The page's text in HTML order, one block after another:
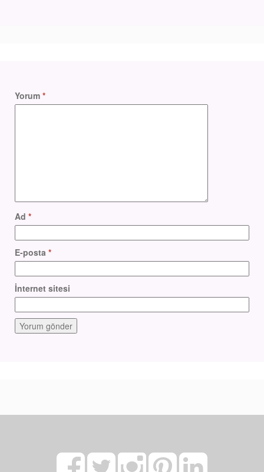
Yorum *
Ad *
E-posta *
İnternet sitesi